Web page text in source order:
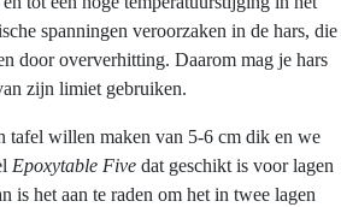
spanningen veroorzaken in de hars, die
door oververhitting. Daarom mag je hars
zijn limiet gebruiken.
tafel willen maken van 5-6 cm dik en we
Epoxytable Five dat geschikt is voor lagen
is het aan te raden om het in twee lagen